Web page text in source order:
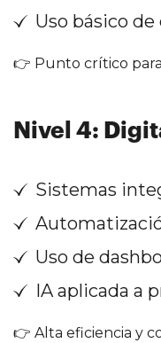
Uso básico de
👉 Punto crítico
Nivel 4:
Sistemas
Uso de
IA aplicada a
👉 Alta eficiencia y